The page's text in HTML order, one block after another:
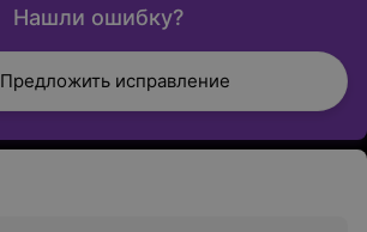
Нашли ошибку?
Предложить исправление